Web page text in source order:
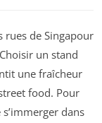
rues de Singapour
un stand
une fraîcheur
food. Pour
dans